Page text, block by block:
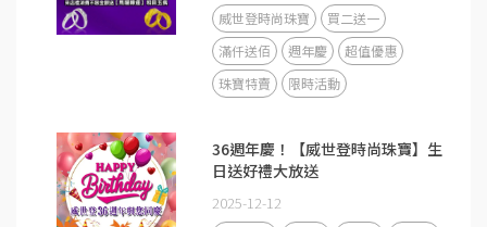
威世登時尚珠寶
買二送一
滿仟送佰
週年慶
超值優惠
珠寶特賣
限時活動
36週年慶！【威世登時尚珠寶】生
日送好禮大放送
2025-12-12